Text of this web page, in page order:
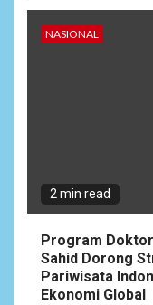
NASIONAL
2 min read
Program
Sahid Dorong
Pariwisata
Ekonomi Global